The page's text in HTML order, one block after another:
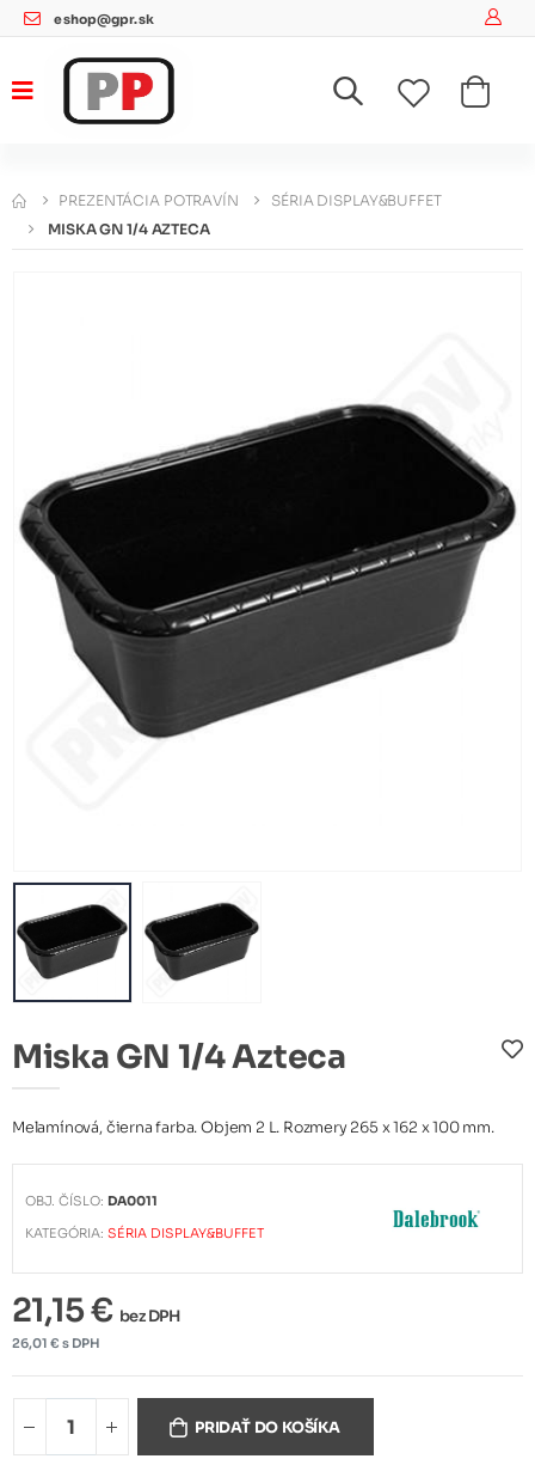
eshop@gpr.sk
PREZENTÁCIA POTRAVÍN
SÉRIA DISPLAY&BUFFET
MISKA GN 1/4 AZTECA
Miska GN 1/4 Azteca
Melamínová, čierna farba. Objem 2 L. Rozmery 265 x 162 x 100 mm.
OBJ. ČÍSLO: DA0011
KATEGÓRIA:SÉRIA DISPLAY&BUFFET
21,15 € bez DPH
26,01 € s DPH
PRIDAŤ DO KOŠÍKA